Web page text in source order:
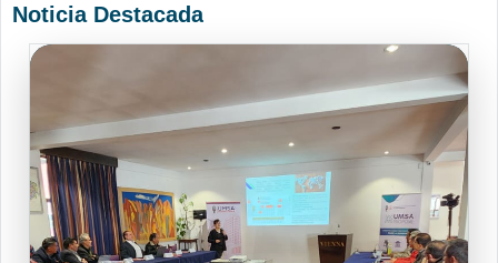
Noticia Destacada